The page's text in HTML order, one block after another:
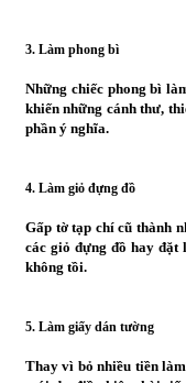
3. Làm phong bì
Những chiếc phong bì
khiến những cánh thư,
phần ý nghĩa.
4. Làm giỏ đựng đồ
Gấp tờ tạp chí cũ thành
các giỏ đựng đồ hay đặt
không tồi.
5. Làm giấy dán tường
Thay vì bỏ nhiều tiền